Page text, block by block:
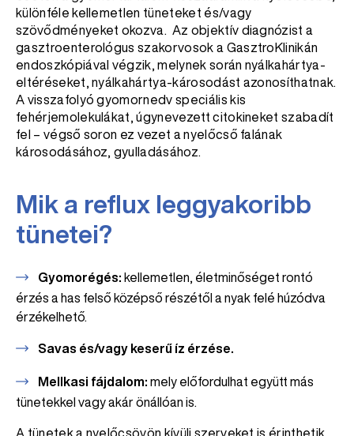
különféle kellemetlen tüneteket és/vagy
szövődményeket okozva. Az objektív diagnózist a
gasztroenterológus szakorvosok a GasztroKlinikán
endoszkópiával végzik, melynek során nyálkahártya-
eltéréseket, nyálkahártya-károsodást azonosíthatnak.
A visszafolyó gyomornedv speciális kis
fehérjemolekulákat, úgynevezett citokineket szabadít
fel – végső soron ez vezet a nyelőcső falának
károsodásához, gyulladásához.
Mik a reflux leggyakoribb
tünetei?
Gyomorégés: kellemetlen, életminőséget rontó
érzés a has felső középső részétől a nyak felé húzódva
érzékelhető.
Savas és/vagy keserű íz érzése.
Mellkasi fájdalom: mely előfordulhat együtt más
tünetekkel vagy akár önállóan is.
A tünetek a nyelőcsövön kívüli szerveket is érinthetik,